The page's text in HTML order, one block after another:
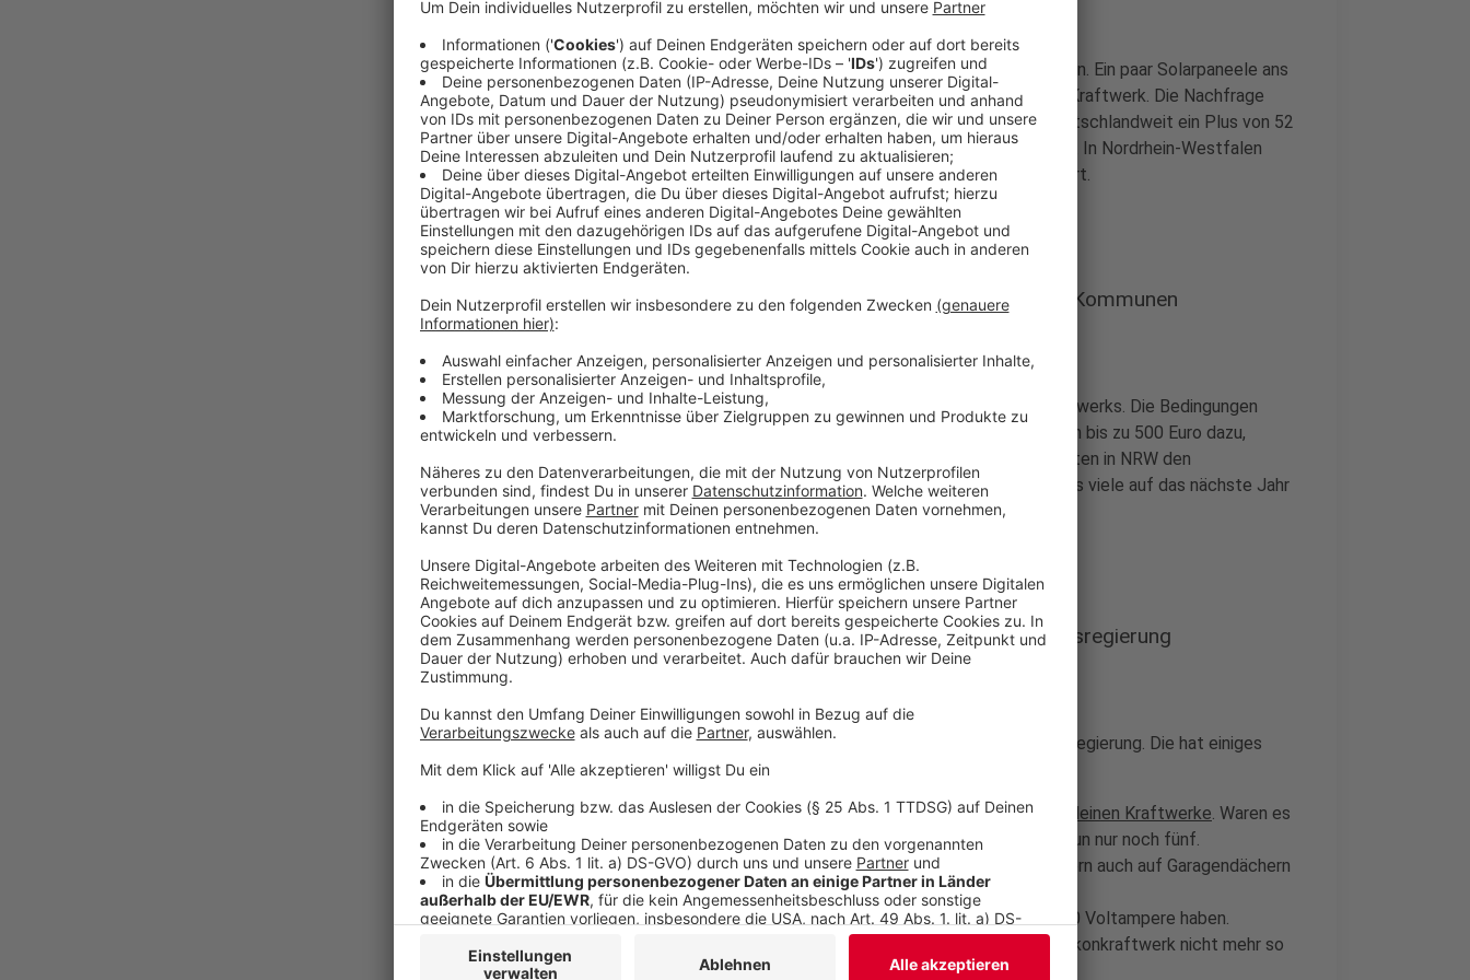
Es ist mittlerweile kein Geheimnis mehr: Balkonkraftwerke boomen. Ein paar Solarpaneele ans
Balkongeländer gehangen und schon entsteht das eigene kleine Kraftwerk. Die Nachfrage
steigt rasant: allein in den Monaten Mai, April und Juni gab es deutschlandweit ein Plus von 52
Prozent im Vergleich zum gleichen Zeitraum im vergangenen Jahr. In Nordrhein-Westfalen
wurden in diesem Jahr schon fast 43.000 dieser Anlagen registriert.
Anzeige
Balkonkraftwerke: Zu viele Förderanträge für manche Kommunen
Die Kommunen fördernzudem die Anschaffung eines Balkonkraftwerks. Die Bedingungen
dafür sind allerdings sehr unterschiedlich. Einige Kommunen geben bis zu 500 Euro dazu,
andere weniger. Und die Förderanträge übersteigen in vielen Städten in NRW den
Finanzrahmen, den die Kommunen dafür vorgesehen haben, sodass viele auf das nächste Jahr
vertröstet werden müssen.
Anzeige
Balkonkraftwerke: Vereinfachungen seitens der Bundesregierung
Anzeige
Dass der Boom so enorm ist, liegt auch am Vorgehen der Bundesregierung. Die hat einiges
einfacher gemacht.
Seit dem 1. April beispielsweise das Anmelden eines dieser kleinen Kraftwerke. Waren es
zuvor 20 Fragen, die beantwortet werden mussten, sind es nun nur noch fünf.
Kleine Solaranlagen können nun nicht nur auf Balkonen, sondern auch auf Garagendächern
angebracht werden.
Außerdem dürfen die Anlagen nun auch eine Leistung von 800 Voltampere haben.
Im Mietrecht wurde zudem geändert, dass Vermieter ein Balkonkraftwerk nicht mehr so
einfach ablehnen können.